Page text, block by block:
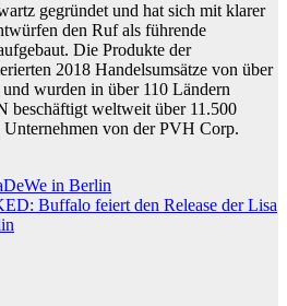
gegründet und hat sich mit klarer
den Ruf als führende
Die Produkte der
2018 Handelsumsätze von über
wurden in über 110 Ländern
weltweit über 11.500
von der PVH Corp.
in Berlin
Buffalo feiert den Release der Lisa